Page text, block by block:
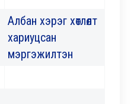
Албан хэрэг хөтлөлт
хариуцсан
мэргэжилтэн